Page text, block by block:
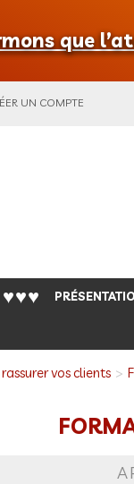
que
UN COMPTE
♥♥♥
vos clients